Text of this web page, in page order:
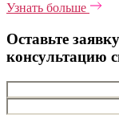
Узнать больше
Оставьте
консультацию